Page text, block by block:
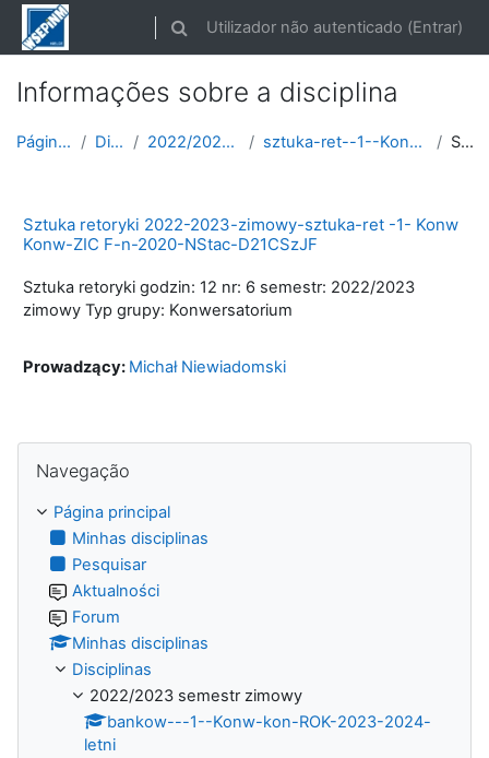
Ir para o conteúdo principal
Alternar a entrada da pesquisa
Utilizador não autenticado (Entrar)
Informações sobre a disciplina
Página principal Disciplinas 2022/2023 semestr zimowy sztuka-ret--1--Konw--ROK-2022-2023-zimowy Sumário
Sztuka retoryki 2022-2023-zimowy-sztuka-ret -1- Konw
Konw-ZIC F-n-2020-NStac-D21CSzJF
Sztuka retoryki godzin: 12 nr: 6 semestr: 2022/2023
zimowy Typ grupy: Konwersatorium
Prowadzący: Michał Niewiadomski
Navegação
Página principal
Minhas disciplinas
Pesquisar
Aktualności
Forum
Minhas disciplinas
Disciplinas
2022/2023 semestr zimowy
bankow---1--Konw-kon-ROK-2023-2024-
letni